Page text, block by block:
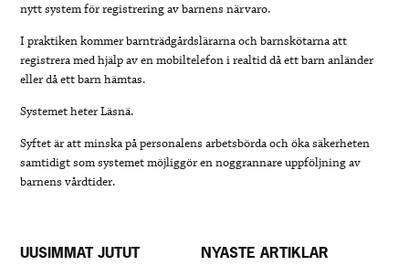
nytt system för registrering av barnens närvaro.
I praktiken kommer barnträdgårdslärarna och barnskötarna att
registrera med hjälp av en mobiltelefon i realtid då ett barn anländer
eller då ett barn hämtas.
Systemet heter Läsnä.
Syftet är att minska på personalens arbetsbörda och öka säkerheten
samtidigt som systemet möjliggör en noggrannare uppföljning av
barnens vårdtider.
UUSIMMAT JUTUT NYASTE ARTIKLAR